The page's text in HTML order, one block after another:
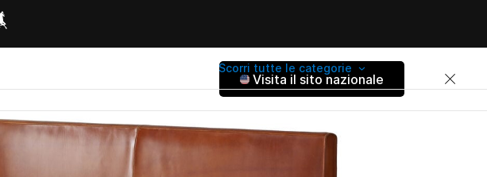
Scorri tutte le categorie
Visita il sito nazionale